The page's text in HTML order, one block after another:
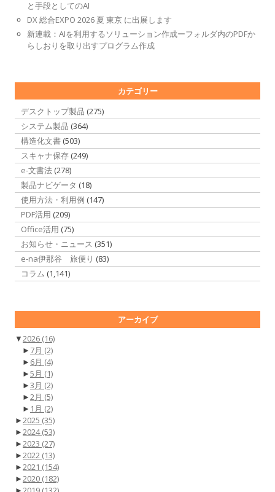
と手段としてのAI
DX 総合EXPO 2026 夏 東京 に出展します
新連載：AIを利用するソリューション作成ーフォルダ内のPDFか
らしおりを取り出すプログラム作成
カテゴリー
デスクトップ製品 (275)
システム製品 (364)
構造化文書 (503)
スキャナ保存 (249)
e-文書法 (278)
製品ナビゲータ (18)
使用方法・利用例 (147)
PDF活用 (209)
Office活用 (75)
お知らせ・ニュース (351)
e-na伊那谷 旅便り (83)
コラム (1,141)
アーカイブ
▼2026 (16)
► 7月 (2)
► 6月 (4)
►5月 (1)
►3月 (2)
►2月 (5)
► 1月 (2)
►2025 (35)
►2024(53)
►2023 (27)
►2022 (13)
►2021 (154)
►2020 (182)